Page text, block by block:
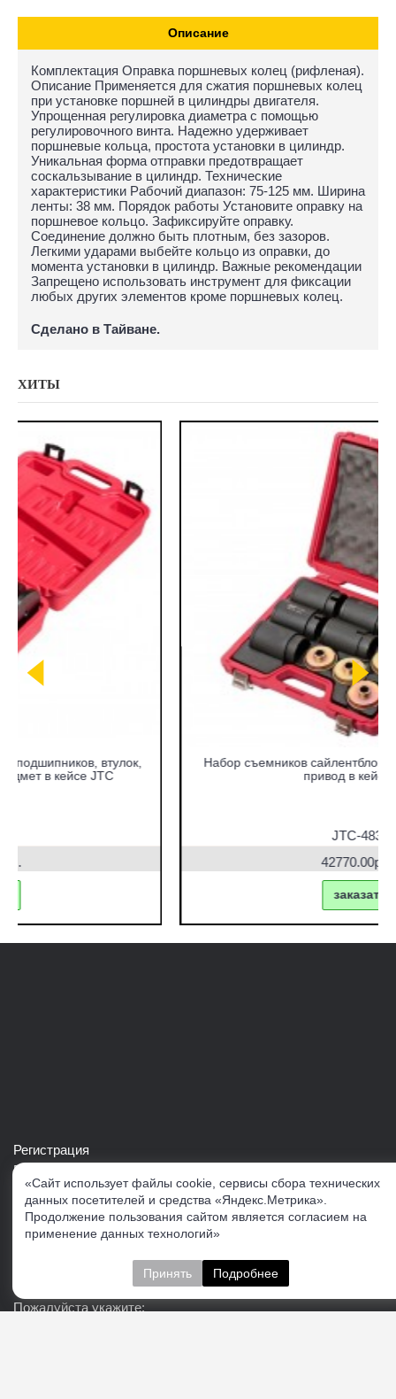
Описание
Комплектация Оправка поршневых колец (рифленая).
Описание Применяется для сжатия поршневых колец
при установке поршней в цилиндры двигателя.
Упрощенная регулировка диаметра с помощью
регулировочного винта. Надежно удерживает
поршневые кольца, простота установки в цилиндр.
Уникальная форма отправки предотвращает
соскальзывание в цилиндр. Технические
характеристики Рабочий диапазон: 75-125 мм. Ширина
ленты: 38 мм. Порядок работы Установите оправку на
поршневое кольцо. Зафиксируйте оправку.
Соединение должно быть плотным, без зазоров.
Легкими ударами выбейте кольцо из оправки, до
момента установки в цилиндр. Важные рекомендации
Запрещено использовать инструмент для фиксации
любых других элементов кроме поршневых колец.
Сделано в Тайване.
ХИТЫ
Набор съемников сайлентблоков под гидравлический
Регистрация
Войти в свой аккаунт
Скачать каталог продукции VERTUL
Следите за нами
Пожалуйста укажите:
«Сайт использует файлы cookie, сервисы сбора технических
данных посетителей и средства «Яндекс.Метрика».
Продолжение пользования сайтом является согласием на
применение данных технологий»
Принять Подробнее